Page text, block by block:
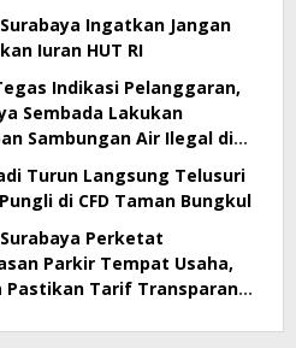
Ingatkan Jangan
Iuran HUT RI
Indikasi Pelanggaran,
Sembada Lakukan
Sambungan Air Ilegal di
Surabaya
Turun Langsung Telusuri
di CFD Taman Bungkul
Perketat
Parkir Tempat Usaha,
Pastikan Tarif Transparan